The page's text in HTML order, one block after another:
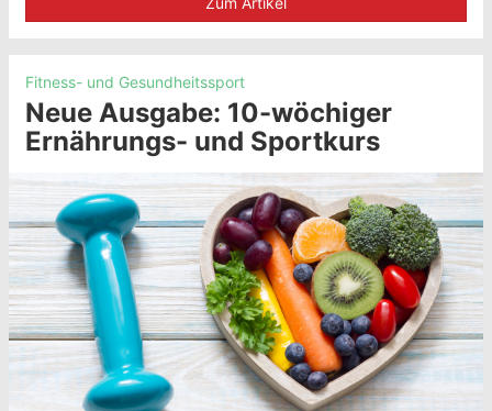
Fitness- und Gesundheitssport
Neue Ausgabe: 10-wöchiger
Ernährungs- und Sportkurs